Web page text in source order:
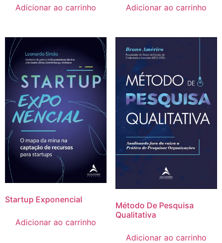
Adicionar ao carrinho Adicionar ao carrinho
Startup Exponencial
Adicionar ao carrinho
Método De Pesquisa
Qualitativa
Adicionar ao carrinho